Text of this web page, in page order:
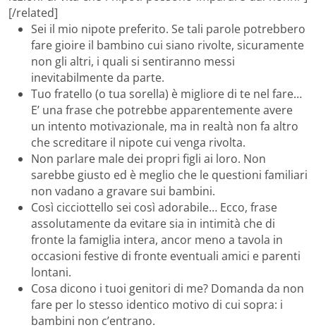
[/related]
Sei il mio nipote preferito. Se tali parole potrebbero
fare gioire il bambino cui siano rivolte, sicuramente
non gli altri, i quali si sentiranno messi
inevitabilmente da parte.
Tuo fratello (o tua sorella) è migliore di te nel fare…
E’ una frase che potrebbe apparentemente avere
un intento motivazionale, ma in realtà non fa altro
che screditare il nipote cui venga rivolta.
Non parlare male dei propri figli ai loro. Non
sarebbe giusto ed è meglio che le questioni familiari
non vadano a gravare sui bambini.
Così cicciottello sei così adorabile… Ecco, frase
assolutamente da evitare sia in intimità che di
fronte la famiglia intera, ancor meno a tavola in
occasioni festive di fronte eventuali amici e parenti
lontani.
Cosa dicono i tuoi genitori di me? Domanda da non
fare per lo stesso identico motivo di cui sopra: i
bambini non c’entrano.